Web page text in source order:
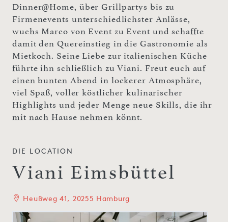
Dinner@Home, über Grillpartys bis zu
Firmenevents unterschiedlichster Anlässe,
wuchs Marco von Event zu Event und schaffte
damit den Quereinstieg in die Gastronomie als
Mietkoch. Seine Liebe zur italienischen Küche
führte ihn schließlich zu Viani. Freut euch auf
einen bunten Abend in lockerer Atmosphäre,
viel Spaß, voller köstlicher kulinarischer
Highlights und jeder Menge neue Skills, die ihr
mit nach Hause nehmen könnt.
DIE LOCATION
Viani Eimsbüttel
Heußweg 41, 20255 Hamburg